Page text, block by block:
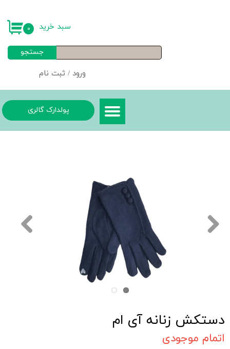
ورود / ثبت نام
خروج از حساب کاربری
جستجو
۰ سبد خرید
پولدارک گالری
دستکش زنانه آی ام
اتمام موجودی